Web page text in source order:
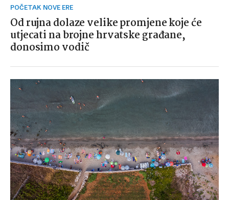
POČETAK NOVE ERE
Od rujna dolaze velike promjene koje će
utjecati na brojne hrvatske građane,
donosimo vodič